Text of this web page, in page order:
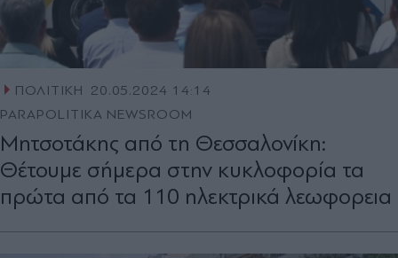
ΠΟΛΙΤΙΚΗ
20.05.2024 14:14
PARAPOLITIKA NEWSROOM
Μητσοτάκης από τη Θεσσαλονίκη:
Θέτουμε σήμερα στην κυκλοφορία τα
πρώτα από τα 110 ηλεκτρικά λεωφορεια